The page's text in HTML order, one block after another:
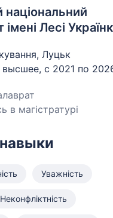
національний
імені Лесі
Луцьк
с 2021 по
в магістратурі
Уважність
Неконфліктність